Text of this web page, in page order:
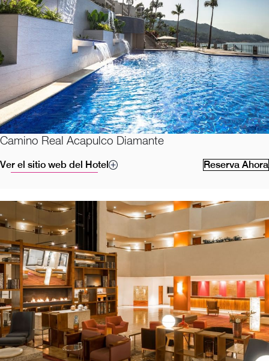
Camino Real Acapulco Diamante
Ver el sitio web del Hotel Reserva Ahora